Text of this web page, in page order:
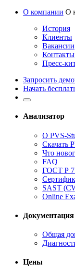
О компании О
История
Клиенты
Вакансии
Контакты
Пресс-
Запросить
Начать
Анализатор
О PVS-
Скачать
Что
FAQ
ГОСТ Р
SAST
Online
Документация
Общая
Цены